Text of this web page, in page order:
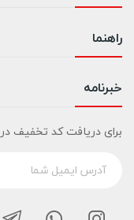
راهنما
خبرنامه
برای دریافت کد تخفیف